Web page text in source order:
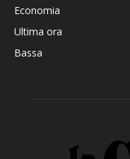
Economia
Ultima ora
Bassa